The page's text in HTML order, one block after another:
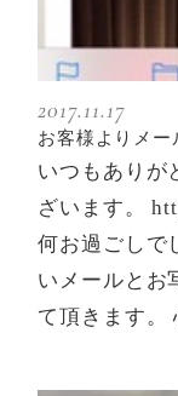
2017.11.17
お客様よりメー
いつもありが
ざいます。
何お過ごしで
いメールとお
て頂きます。